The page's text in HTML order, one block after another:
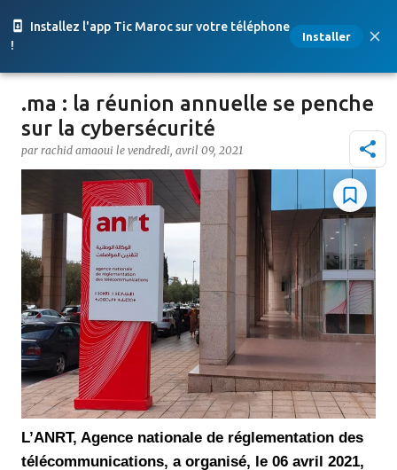
Installez l'app Tic Maroc sur votre téléphone
!
Installer
Accéder au contenu principal
.ma : la réunion annuelle se penche
sur la cybersécurité
par rachid amaoui le vendredi, avril 09, 2021
L’ANRT, Agence nationale de réglementation des
télécommunications, a organisé, le 06 avril 2021,